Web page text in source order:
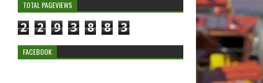
TOTAL PAGEVIEWS
2 2 9 3 8 8 3
FACEBOOK